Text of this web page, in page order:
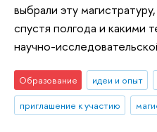
выбрали эту
спустя полгода и какими
научно-
Образование идеи и опыт
приглашение к участию